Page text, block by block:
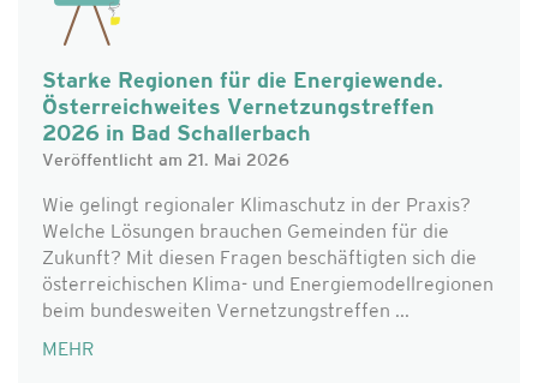
Starke Regionen für die Energiewende.
Österreichweites Vernetzungstreffen
2026 in Bad Schallerbach
Veröffentlicht am 21. Mai 2026
Wie gelingt regionaler Klimaschutz in der Praxis?
Welche Lösungen brauchen Gemeinden für die
Zukunft? Mit diesen Fragen beschäftigten sich die
österreichischen Klima- und Energiemodellregionen
beim bundesweiten Vernetzungstreffen ...
MEHR